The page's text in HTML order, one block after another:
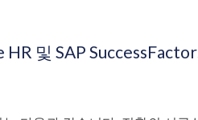
HR 및 SAP